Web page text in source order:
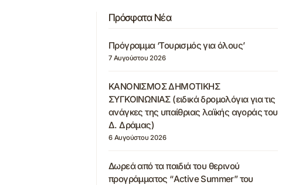
Πρόσφατα Νέα
Πρόγραμμα ‘Τουρισμός για όλους’
7 Αυγούστου 2026
ΚΑΝΟΝΙΣΜΟΣ ΔΗΜΟΤΙΚΗΣ
ΣΥΓΚΟΙΝΩΝΙΑΣ (ειδικά δρομολόγια για τις
ανάγκες της υπαίθριας λαϊκής αγοράς του
Δ. Δράμας)
6 Αυγούστου 2026
Δωρεά από τα παιδιά του θερινού
προγράμματος “Active Summer” του